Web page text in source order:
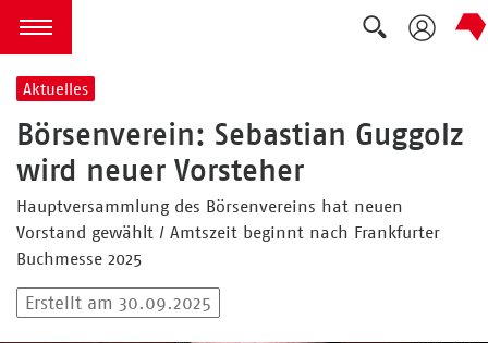
zum Inhalt springen
Menü öffnen
Suche
Aktuelles
Börsenverein: Sebastian Guggolz
wird neuer Vorsteher
Hauptversammlung des Börsenvereins hat neuen
Vorstand gewählt / Amtszeit beginnt nach Frankfurter
Buchmesse 2025
Erstellt am 30.09.2025